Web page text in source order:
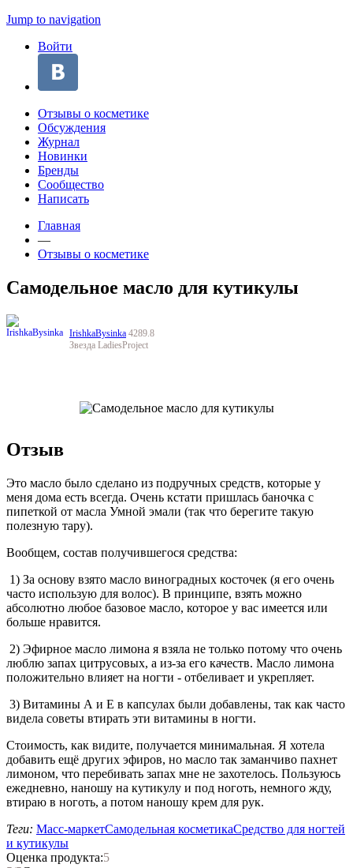
Jump to navigation
Войти
Отзывы о косметике
Обсуждения
Журнал
Новинки
Бренды
Сообщество
Написать
Главная
—
Отзывы о косметике
Самодельное масло для кутикулы
IrishkaBysinka 4289.8
Звезда LadiesProject
Отзыв
Это масло было сделано из подручных средств, которые у
меня дома есть всегда. Очень кстати пришлась баночка с
пипеткой от масла Умной эмали (так что берегите такую
полезную тару).
Вообщем, состав получившегося средства:
1) За основу взято масло виноградных косточек (я его очень
часто использую для волос). В принципе, взять можно
абсолютно любое базовое масло, которое у вас имеется или
больше нравится.
2) Эфирное масло лимона я взяла не только потому что очень
люблю запах цитрусовых, а из-за его качеств. Масло лимона
положительно влияет на ногти - отбеливает и укрепляет.
3) Витамины А и Е в капсулах были добавлены, так как часто
видела советы втирать эти витамины в ногти.
Стоимость, как видите, получается минимальная. Я хотела
добавить ещё других эфиров, но масло так заманчиво пахнет
лимоном, что перебивать запах мне не захотелось. Пользуюсь
ежедневно, наношу на кутикулу и под ноготь, немного жду,
втираю в ноготь, а потом наношу крем для рук.
Теги: Масс-маркетСамодельная косметикаСредство для ногтей
и кутикулы
Оценка продукта:5